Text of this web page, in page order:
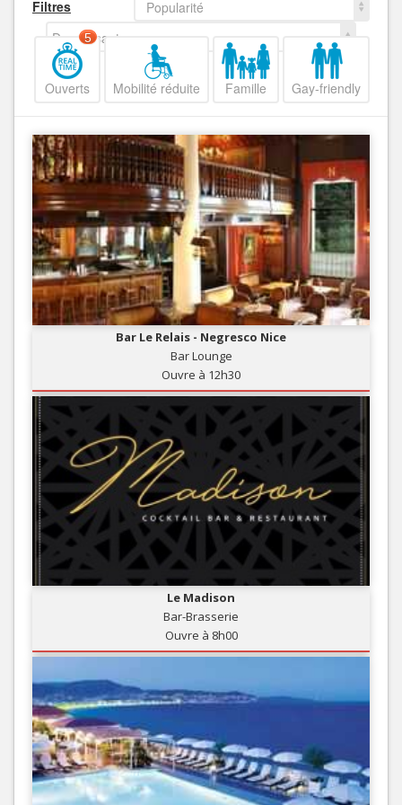
Filtres
Popularité
Decroissant
Ouverts
5
Mobilité réduite Famille Gay-friendly
Bar Le Relais - Negresco Nice
Bar Lounge
Ouvre à 12h30
Le Madison
Bar-Brasserie
Ouvre à 8h00